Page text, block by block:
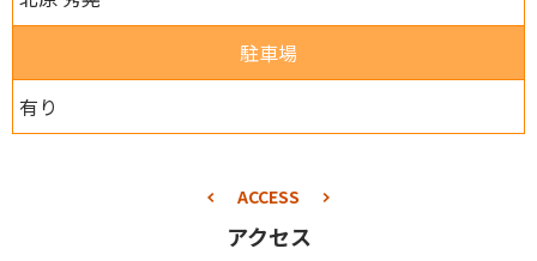
駐車場
有り
ACCESS
アクセス